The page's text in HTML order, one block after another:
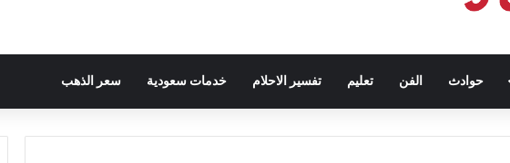
حوادث الفن تعليم تفسير الاحلام خدمات سعودية سعر الذهب